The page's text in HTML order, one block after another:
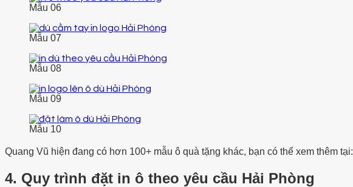
Mẫu 06
Mẫu 07
Mẫu 08
Mẫu 09
Mẫu 10
Quang Vũ hiện đang có hơn 100+ mẫu ô quà tặng khác, bạn có thể xem thêm tại:
4. Quy trình đặt in ô theo yêu cầu Hải Phòng